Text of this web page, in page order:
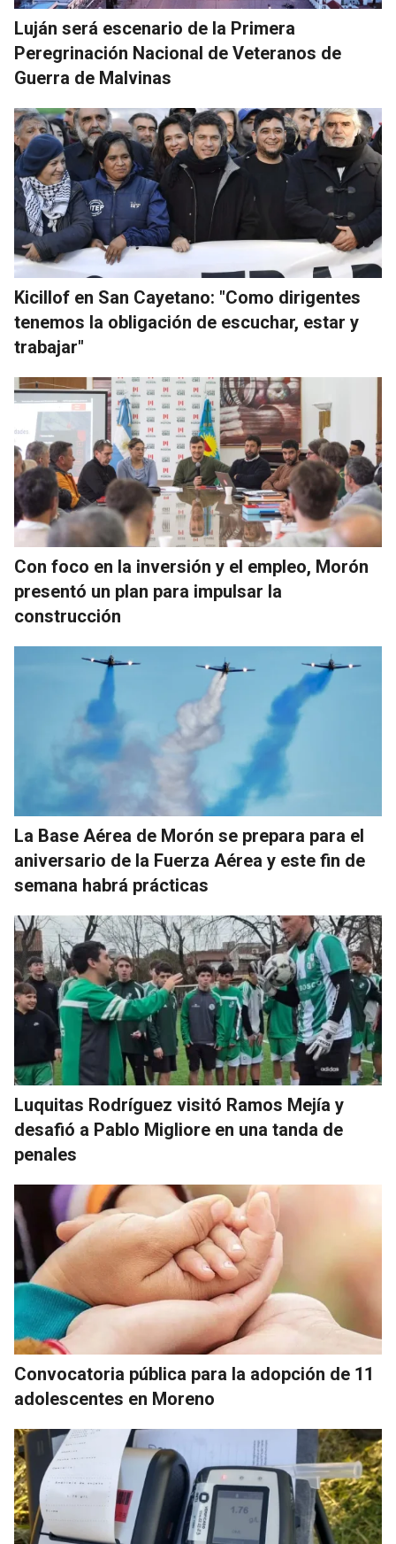
Luján será escenario de la Primera
Peregrinación Nacional de Veteranos de
Guerra de Malvinas
Kicillof en San Cayetano: "Como dirigentes
tenemos la obligación de escuchar, estar y
trabajar"
Con foco en la inversión y el empleo, Morón
presentó un plan para impulsar la
construcción
La Base Aérea de Morón se prepara para el
aniversario de la Fuerza Aérea y este fin de
semana habrá prácticas
Luquitas Rodríguez visitó Ramos Mejía y
desafió a Pablo Migliore en una tanda de
penales
Convocatoria pública para la adopción de 11
adolescentes en Moreno